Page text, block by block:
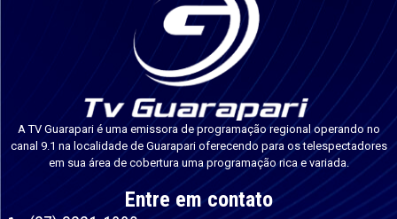
A TV Guarapari é uma emissora de programação regional operando no
canal 9.1 na localidade de Guarapari oferecendo para os telespectadores
em sua área de cobertura uma programação rica e variada.
Entre em contato